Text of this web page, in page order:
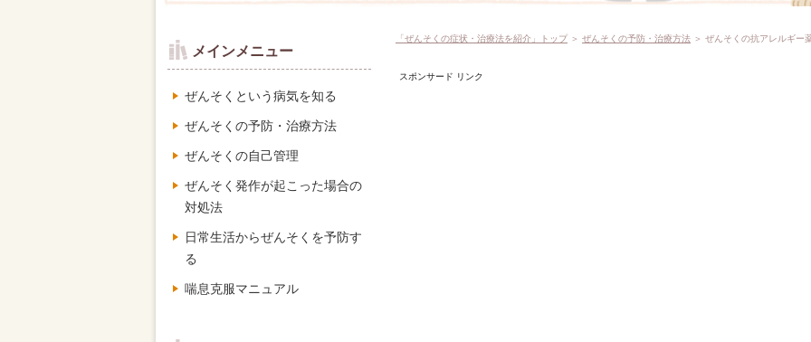
「ぜんそくの症状・治療法を紹介」トップ＞ ぜんそくの予防・治療方法 ＞ ぜんそくの抗アレルギー
スポンサード リンク
メインメニュー
ぜんそくという病気を知る
ぜんそくの予防・治療方法
ぜんそくの自己管理
ぜんそく発作が起こった場合の
対処法
日常生活からぜんそくを予防す
る
喘息克服マニュアル